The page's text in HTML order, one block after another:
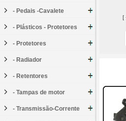
- Pedais -Cavalete
- Plásticos - Protetores
- Protetores
- Radiador
- Retentores
- Tampas de motor
- Transmissão-Corrente
[